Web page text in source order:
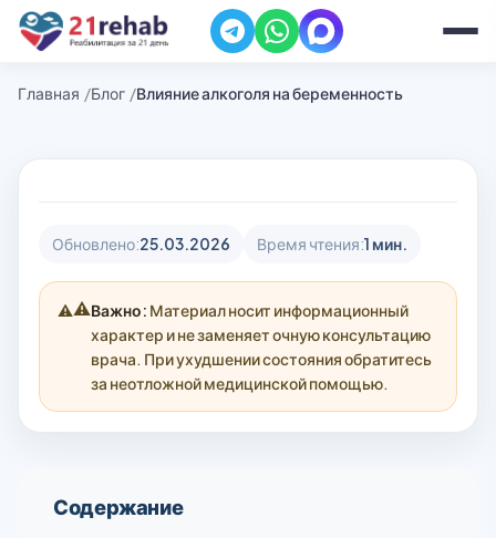
Главная Блог Влияние алкоголя на беременность
Обновлено:25.03.2026 Время чтения:1 мин.
⚠️Важно: Материал носит информационный
характер и не заменяет очную консультацию
врача. При ухудшении состояния обратитесь
за неотложной медицинской помощью.
Содержание